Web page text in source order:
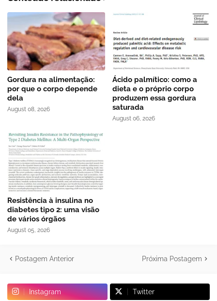
Gordura na alimentação:
por que o corpo depende
dela
August 08, 2026
Ácido palmítico: como a
dieta e o próprio corpo
produzem essa gordura
saturada
August 06, 2026
Resistência à insulina no
diabetes tipo 2: uma visão
de vários órgãos
August 05, 2026
Postagem Anterior Próxima Postagem
Instagram Twitter